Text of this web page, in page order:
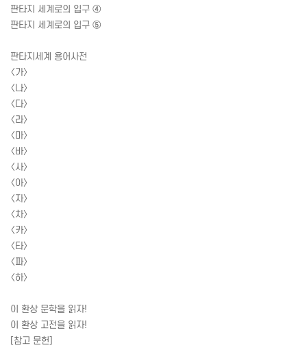
판타지 세계로의 입구 ④
판타지 세계로의 입구 ⑤
판타지세계 용어사전
〈가〉
〈나〉
〈다〉
〈라〉
〈마〉
〈바〉
〈사〉
〈아〉
〈자〉
〈차〉
〈카〉
〈타〉
〈파〉
〈하〉
이 환상 문학을 읽자!
이 환상 고전을 읽자!
[참고 문헌]